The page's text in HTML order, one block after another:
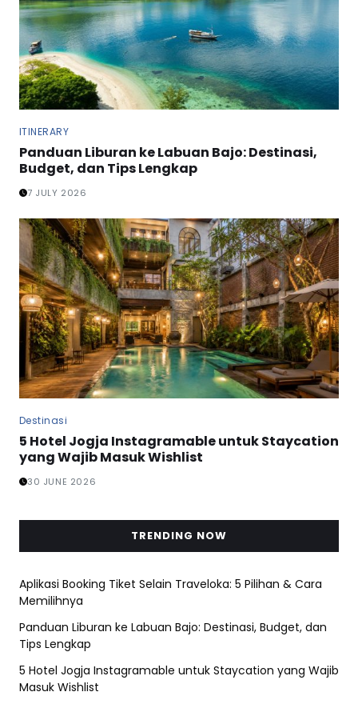
ITINERARY
Panduan Liburan ke Labuan Bajo: Destinasi,
Budget, dan Tips Lengkap
7 JULY 2026
Destinasi
5 Hotel Jogja Instagramable untuk Staycation
yang Wajib Masuk Wishlist
30 JUNE 2026
TRENDING NOW
Aplikasi Booking Tiket Selain Traveloka: 5 Pilihan & Cara
Memilihnya
Panduan Liburan ke Labuan Bajo: Destinasi, Budget, dan
Tips Lengkap
5 Hotel Jogja Instagramable untuk Staycation yang Wajib
Masuk Wishlist